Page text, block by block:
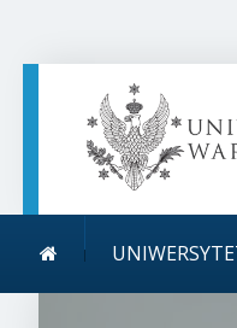
UW